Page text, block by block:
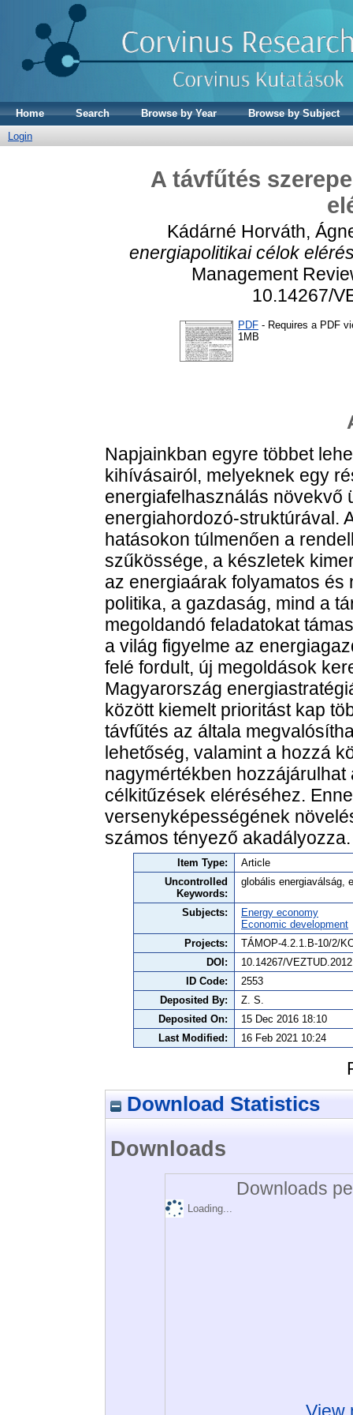
Home Search Browse by Year
Browse by Subject
Login
A távfűtés
Kádárné Horváth,
energiapolitikai célok
Management
10.14267/
PDF - Requires a PDF
1MB
Napjainkban egyre többet
kihívásairól, melyeknek egy
energiafelhasználás növekvő
energiahordozó-struktúrával.
hatásokon túlmenően a
szűkössége, a készletek
az energiaárak folyamatos
politika, a gazdaság, mind a
megoldandó feladatokat
a világ figyelme az
felé fordult, új megoldások
Magyarország
között kiemelt prioritást kap
távfűtés az általa
lehetőség, valamint a hozzá
nagymértékben
célkitűzések eléréséhez.
versenyképességének
számos tényező
Item Type:
Article
Uncontrolled
Keywords:
globális energiaválság,
Subjects:
Energy economy
Economic development
Projects:
TÁMOP-4.2.1.B-10/2/
DOI:
10.14267/
ID Code:
2553
Deposited By:
Z. S.
Deposited On:
15 Dec 2016 18:10
Last Modified:
16 Feb 2021 10:24
Download Statistics
Downloads
Downloads
Loading...